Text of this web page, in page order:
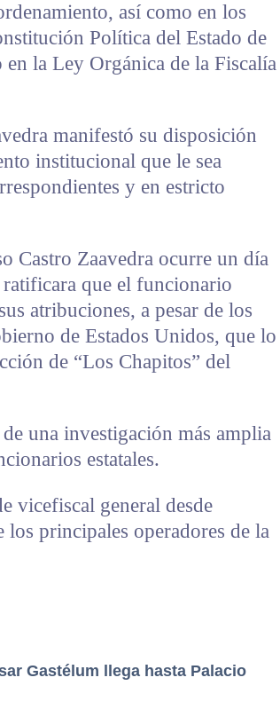
así como en los
Política del Estado de
en la Ley Orgánica de la Fiscalía
manifestó su disposición
institucional que le sea
y en estricto
Castro Zaavedra ocurre un día
que el funcionario
atribuciones, a pesar de los
de Estados Unidos, que lo
de “Los Chapitos” del
una investigación más amplia
estatales.
vicefiscal general desde
principales operadores de la
Gastélum llega hasta Palacio